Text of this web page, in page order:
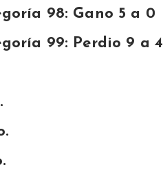
98: Gano 5 a 0
99: Perdio 9 a 4